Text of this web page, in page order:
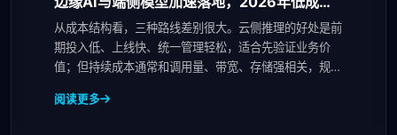
部署窗口正
从成本结构看，三种路线差别很大。云侧推理的好处是前
期投入低、上线快、统一管理轻松，适合先验证业务价
值；但持续成本通常和调用量、带宽、存储强相关，规模
阅读更多